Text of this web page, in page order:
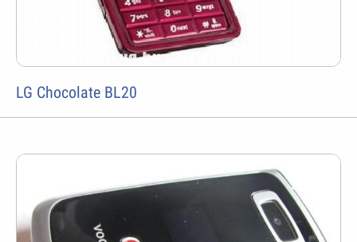
LG Chocolate BL20